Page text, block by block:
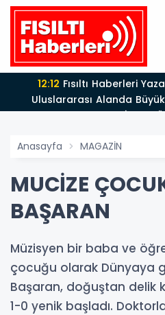
12:12
Uluslararası Alanda
Kalam İlham
Anasayfa MAGAZİN
MUCİZE
BAŞARAN
Müzisyen bir baba ve
çocuğu olarak Dünyaya
Başaran, doğuştan delik
1-0 yenik başladı.